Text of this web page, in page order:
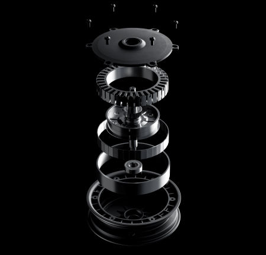
Autres Caractéristiques
Mécanisme de pliage
Facile à plier (nécessite les mains)
LED couleur (vitesse, batterie restante, modes,
maintenance, connexion Bluetooth)
Modes de conduite
3 modes de conduite (Eco, Standard et Sport), 1